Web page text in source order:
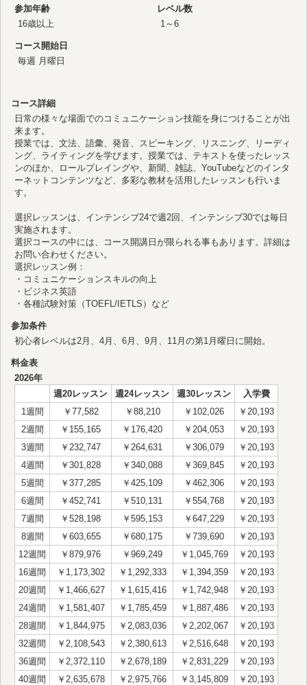
参加年齢
16歳以上
レベル数
1～6
コース開始日
毎週 月曜日
コース詳細
日常の様々な場面でのコミュニケーション技能を身につけることが出
来ます。
授業では、文法、語彙、発音、スピーキング、リスニング、リーディ
ング、ライティングを学びます。授業では、テキストを使ったレッス
ンのほか、ロールプレイングや、新聞、雑誌、YouTubeなどのインタ
ーネットコンテンツなど、多彩な教材を活用したレッスンも行いま
す。
選択レッスンは、インテンシブ24で週2回、インテンシブ30では毎日
実施されます。
選択コースの中には、コース開講日が限られる事もあります。詳細は
お問い合わせください。
選択レッスン例：
・コミュニケーションスキルの向上
・ビジネス英語
・各種試験対策（TOEFL/IETLS）など
参加条件
初心者レベルは2月、4月、6月、9月、11月の第1月曜日に開始。
料金表
2026年
週20レッスン
週24レッスン 週30レッスン
入学費
1週間
￥77,582 ￥88,210 ￥102,026
￥20,193
2週間
￥155,165 ￥176,420 ￥204,053
￥20,193
3週間
￥232,747 ￥264,631 ￥306,079
￥20,193
4週間
￥301,828 ￥340,088 ￥369,845
￥20,193
5週間
￥377,285 ￥425,109 ￥462,306
￥20,193
6週間
￥452,741 ￥510,131 ￥554,768
￥20,193
7週間
￥528,198 ￥595,153 ￥647,229
￥20,193
8週間
￥603,655 ￥680,175 ￥739,690
￥20,193
12週間
￥879,976 ￥969,249 ￥1,045,769
￥20,193
16週間
￥1,173,302 ￥1,292,333 ￥1,394,359
￥20,193
20週間
￥1,466,627 ￥1,615,416 ￥1,742,948
￥20,193
24週間
￥1,581,407 ￥1,785,459 ￥1,887,486
￥20,193
28週間
￥1,844,975 ￥2,083,036 ￥2,202,067
￥20,193
32週間
￥2,108,543 ￥2,380,613 ￥2,516,648
￥20,193
36週間
￥2,372,110 ￥2,678,189 ￥2,831,229
￥20,193
40週間
￥2,635,678 ￥2,975,766 ￥3,145,809
￥20,193